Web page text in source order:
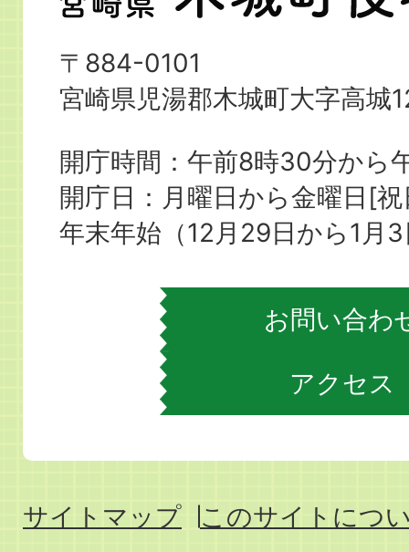
崎
県
木
町
役
場
〒884-0101
宮崎県児湯郡木城町大字高城
開庁時間：午前8時30分から
開庁日：月曜日から金曜日[
年末年始（12月29日から1月
お問い合わ
アクセス
サイトマップ
このサイトにつ